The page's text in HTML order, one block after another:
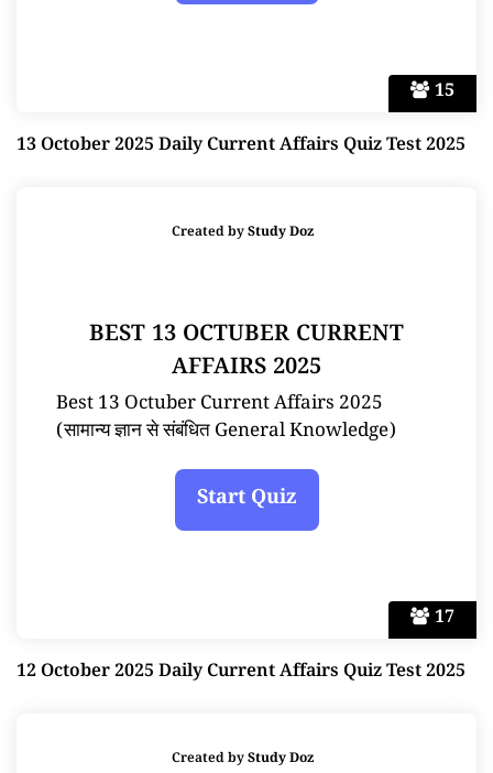
15
13 October 2025 Daily Current Affairs Quiz Test 2025
17
Created byStudy Doz
BEST 13 OCTUBER CURRENT
AFFAIRS 2025
Best 13 Octuber Current Affairs 2025
(सामान्य ज्ञान से संबंधित General Knowledge)
12 October 2025 Daily Current Affairs Quiz Test 2025
Created byStudy Doz